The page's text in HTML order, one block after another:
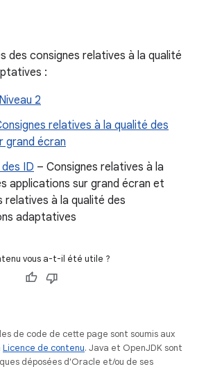
des consignes relatives à la qualité
:
2
relatives à la qualité des
grand écran
ID – Consignes relatives à la
applications sur grand écran et
relatives à la qualité des
adaptatives
vous a-t-il été utile ?
de code de cette page sont soumis aux
Licence de contenu. Java et OpenJDK sont
déposées d'Oracle et/ou de ses